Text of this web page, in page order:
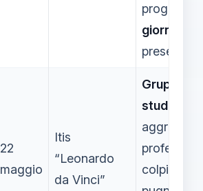
prognosi
giorni
presentata
22
maggio
Itis
“Leonardo
da Vinci”
Gruppo di
studenti
colpito da